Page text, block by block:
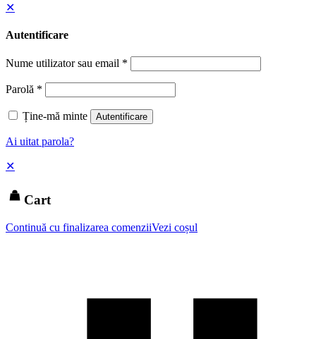
✕
Autentificare
Nume utilizator sau email *
Parolă *
Ține-mă minte Autentificare
Ai uitat parola?
✕
Cart
Continuă cu finalizarea comenziiVezi coșul